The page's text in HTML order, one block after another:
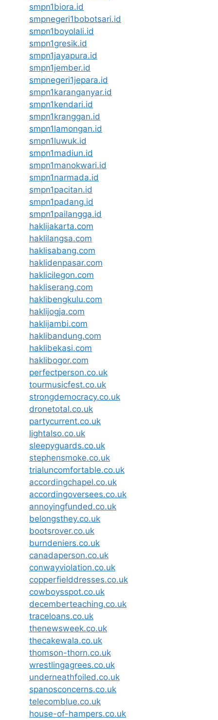
smpn1biora.id
smpnegeri1bobotsari.id
smpn1boyolali.id
smpn1gresik.id
smpn1jayapura.id
smpn1jember.id
smpnegeri1jepara.id
smpn1karanganyar.id
smpn1kendari.id
smpn1kranggan.id
smpn1lamongan.id
smpn1luwuk.id
smpn1madiun.id
smpn1manokwari.id
smpn1narmada.id
smpn1pacitan.id
smpn1padang.id
smpn1pailangga.id
haklijakarta.com
haklilangsa.com
haklisabang.com
haklidenpasar.com
haklicilegon.com
hakliserang.com
haklibengkulu.com
haklijogja.com
haklijambi.com
haklibandung.com
haklibekasi.com
haklibogor.com
perfectperson.co.uk
tourmusicfest.co.uk
strongdemocracy.co.uk
dronetotal.co.uk
partycurrent.co.uk
lightalso.co.uk
sleepyguards.co.uk
stephensmoke.co.uk
trialuncomfortable.co.uk
accordingchapel.co.uk
accordingoversees.co.uk
annoyingfunded.co.uk
belongsthey.co.uk
bootsrover.co.uk
burndeniers.co.uk
canadaperson.co.uk
conwayviolation.co.uk
copperfielddresses.co.uk
cowboysspot.co.uk
decemberteaching.co.uk
traceloans.co.uk
thenewsweek.co.uk
thecakewala.co.uk
thomson-thorn.co.uk
wrestlingagrees.co.uk
underneathfoiled.co.uk
spanosconcerns.co.uk
telecomblue.co.uk
house-of-hampers.co.uk